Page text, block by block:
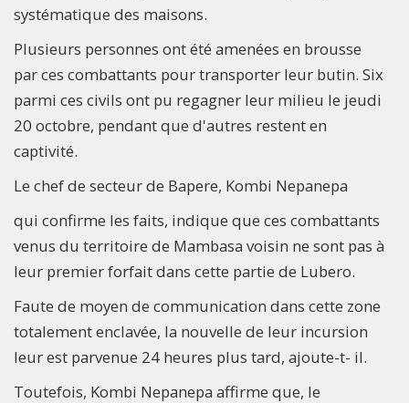
systématique des maisons.
Plusieurs personnes ont été amenées en brousse
par ces combattants pour transporter leur butin. Six
parmi ces civils ont pu regagner leur milieu le jeudi
20 octobre, pendant que d'autres restent en
captivité.
Le chef de secteur de Bapere, Kombi Nepanepa
qui confirme les faits, indique que ces combattants
venus du territoire de Mambasa voisin ne sont pas à
leur premier forfait dans cette partie de Lubero.
Faute de moyen de communication dans cette zone
totalement enclavée, la nouvelle de leur incursion
leur est parvenue 24 heures plus tard, ajoute-t- il.
Toutefois, Kombi Nepanepa affirme que, le